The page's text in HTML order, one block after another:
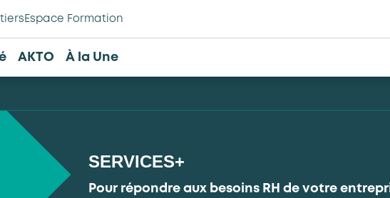
Espace Formation
AKTO À la Une
SERVICES+
Pour répondre aux besoins RH de votre